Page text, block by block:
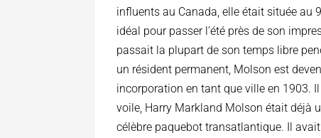
influents au Canada, elle était située au
idéal pour passer l’été près de son
passait la plupart de son temps libre
un résident permanent, Molson est
incorporation en tant que ville en 1903.
voile, Harry Markland Molson était déjà
célèbre paquebot transatlantique. Il